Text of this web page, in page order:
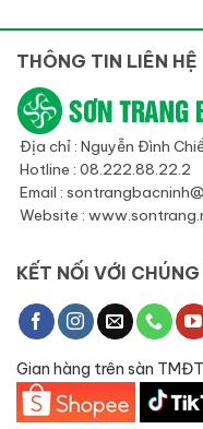
THÔNG TIN LIÊN HỆ
Địa chỉ : Nguyễn Đình
Hotline : 08.222.88.22.2
Email :
Website :
KẾT NỐI VỚI
Gian hàng trên sàn TMĐT